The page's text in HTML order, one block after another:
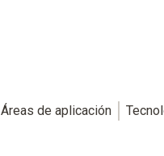
Áreas de aplicación